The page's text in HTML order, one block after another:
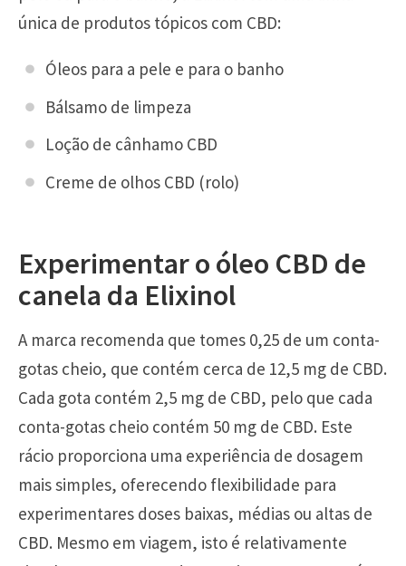
única de produtos tópicos com CBD:
Óleos para a pele e para o banho
Bálsamo de limpeza
Loção de cânhamo CBD
Creme de olhos CBD (rolo)
Experimentar o óleo CBD de
canela da Elixinol
A marca recomenda que tomes 0,25 de um conta-
gotas cheio, que contém cerca de 12,5 mg de CBD.
Cada gota contém 2,5 mg de CBD, pelo que cada
conta-gotas cheio contém 50 mg de CBD. Este
rácio proporciona uma experiência de dosagem
mais simples, oferecendo flexibilidade para
experimentares doses baixas, médias ou altas de
CBD. Mesmo em viagem, isto é relativamente